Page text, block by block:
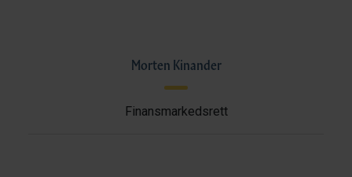
Morten Kinander
Finansmarkedsrett